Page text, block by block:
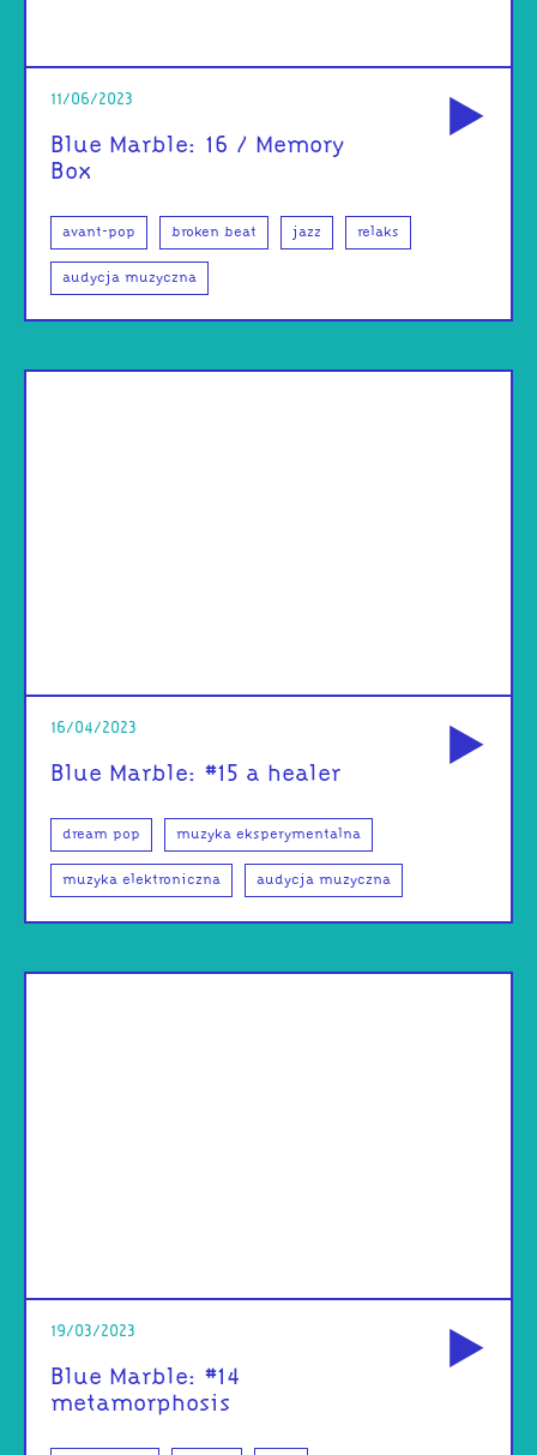
11/06/2023
Blue Marble: 16 / Memory
Box
avant-pop broken beat jazz relaks
audycja muzyczna
16/04/2023
Blue Marble: #15 a healer
dream pop muzyka eksperymentalna
muzyka elektroniczna audycja muzyczna
19/03/2023
Blue Marble: #14
metamorphosis